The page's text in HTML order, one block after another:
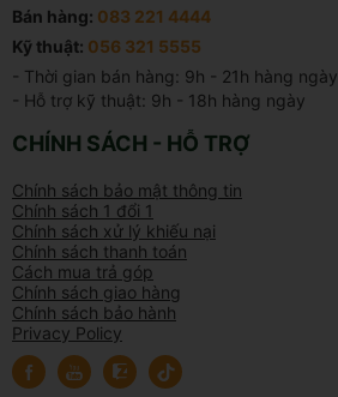
Bán hàng: 083 221 4444
Kỹ thuật: 056 321 5555
- Thời gian bán hàng: 9h - 21h hàng ngày
- Hỗ trợ kỹ thuật: 9h - 18h hàng ngày
CHÍNH SÁCH - HỖ TRỢ
Chính sách bảo mật thông tin
Chính sách 1 đổi 1
Chính sách xử lý khiếu nại
Chính sách thanh toán
Cách mua trả góp
Chính sách giao hàng
Chính sách bảo hành
Privacy Policy